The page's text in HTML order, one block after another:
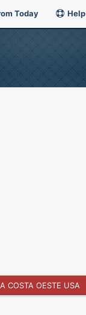
Today Help
COSTA OESTE USA